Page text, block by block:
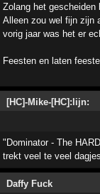
Zolang het
Alleen zou wel fijn zijn
vorig jaar was het er
Feesten en laten
[HC]-Mike-[HC]:lijn:
"Dominator - The
trekt veel te veel
Daffy Fuck